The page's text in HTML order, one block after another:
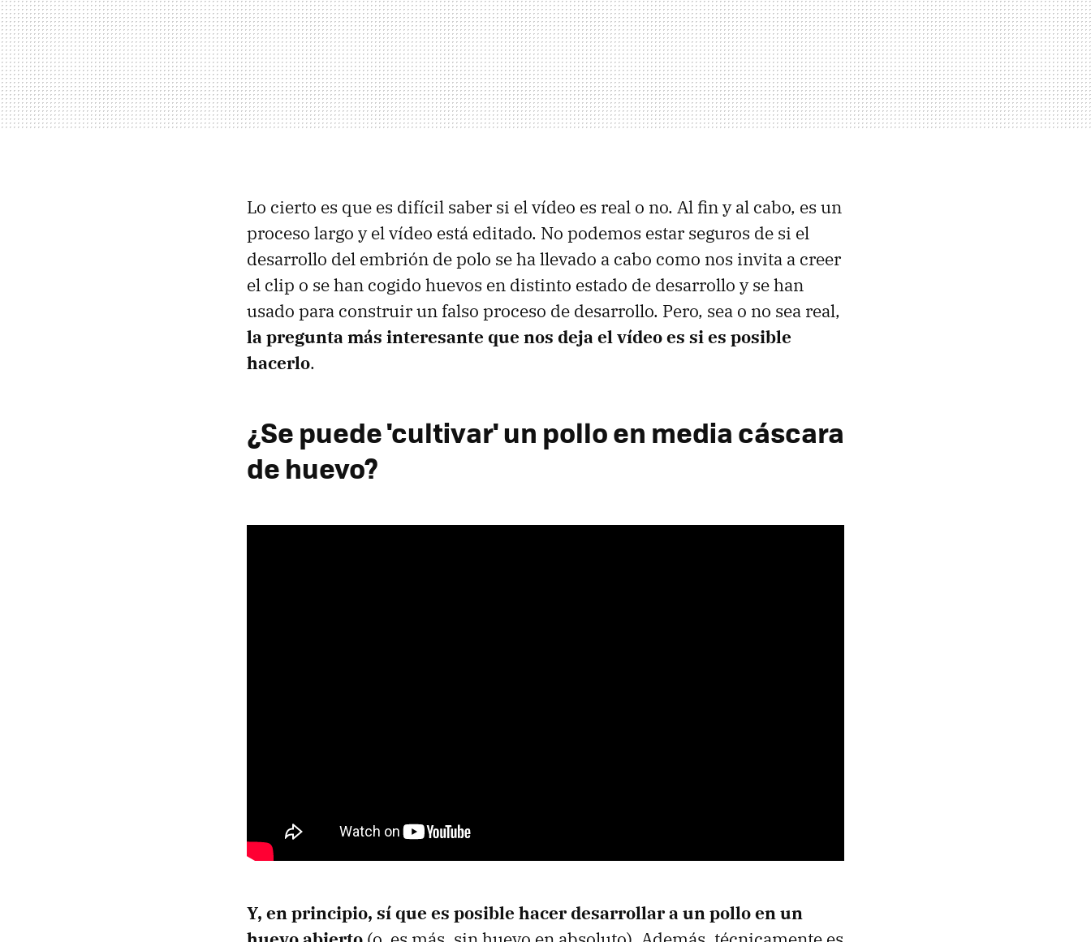
Lo cierto es que es difícil saber si el vídeo es real o no. Al fin y al cabo, es un
proceso largo y el vídeo está editado. No podemos estar seguros de si el
desarrollo del embrión de polo se ha llevado a cabo como nos invita a creer
el clip o se han cogido huevos en distinto estado de desarrollo y se han
usado para construir un falso proceso de desarrollo. Pero, sea o no sea real,
la pregunta más interesante que nos deja el vídeo es si es posible
hacerlo.
¿Se puede 'cultivar' un pollo en media cáscara
de huevo?
Y, en principio, sí que es posible hacer desarrollar a un pollo en un